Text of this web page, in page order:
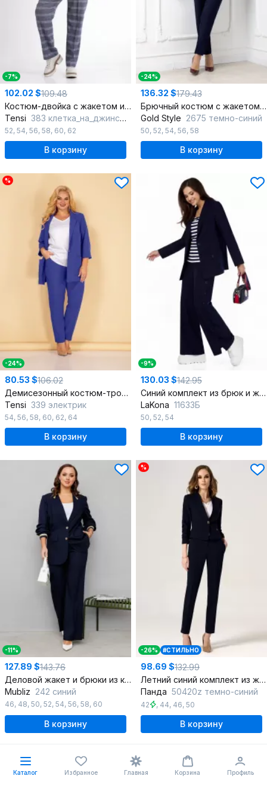
-7%
102.02 $109.48
Костюм-двойка с жакетом и брюками в клетку для повседневных образов
Tensi 383 клетка_на_джинсовом_фоне
52, 54, 56, 58, 60, 62
В корзину
-24%
136.32 $179.43
Брючный костюм с жакетом и брюками с анималистичным принтом
Gold Style 2675 темно-синий
50, 52, 54, 56, 58
В корзину
%
-24%
80.53 $106.02
Демисезонный костюм-тройка с жакетом и брючным костюмом
Tensi 339 электрик
54, 56, 58, 60, 62, 64
В корзину
-9%
130.03 $142.95
Синий комплект из брюк и жакета в морском стиле, на подкладке
LaKona 11633Б
50, 52, 54
В корзину
-11%
127.89 $143.76
Деловой жакет и брюки из костюмной ткани с отделкой
Mubliz 242 синий
46, 48, 50, 52, 54, 56, 58, 60
В корзину
%
-26% #СТИЛЬНО
98.69 $132.99
Летний синий комплект из жакета и брюк с рельефами
Панда 50420z темно-синий
42 , 44, 46, 50
В корзину
Каталог Избранное Главная Корзина Профиль